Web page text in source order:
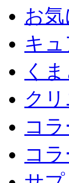
お
キ
く
ク
コ
コ